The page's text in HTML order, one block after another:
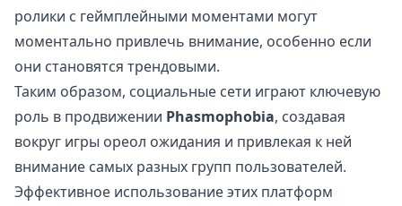
ролики с геймплейными моментами могут
моментально привлечь внимание, особенно если
они становятся трендовыми.
Таким образом, социальные сети играют ключевую
роль в продвижении Phasmophobia, создавая
вокруг игры ореол ожидания и привлекая к ней
внимание самых разных групп пользователей.
Эффективное использование этих платформ